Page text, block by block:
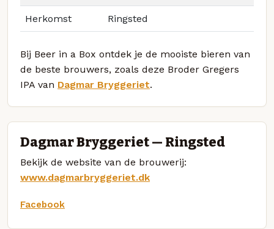
Herkomst Ringsted
Bij Beer in a Box ontdek je de mooiste bieren van
de beste brouwers, zoals deze Broder Gregers
IPA van Dagmar Bryggeriet.
Dagmar Bryggeriet — Ringsted
Bekijk de website van de brouwerij:
www.dagmarbryggeriet.dk
Facebook